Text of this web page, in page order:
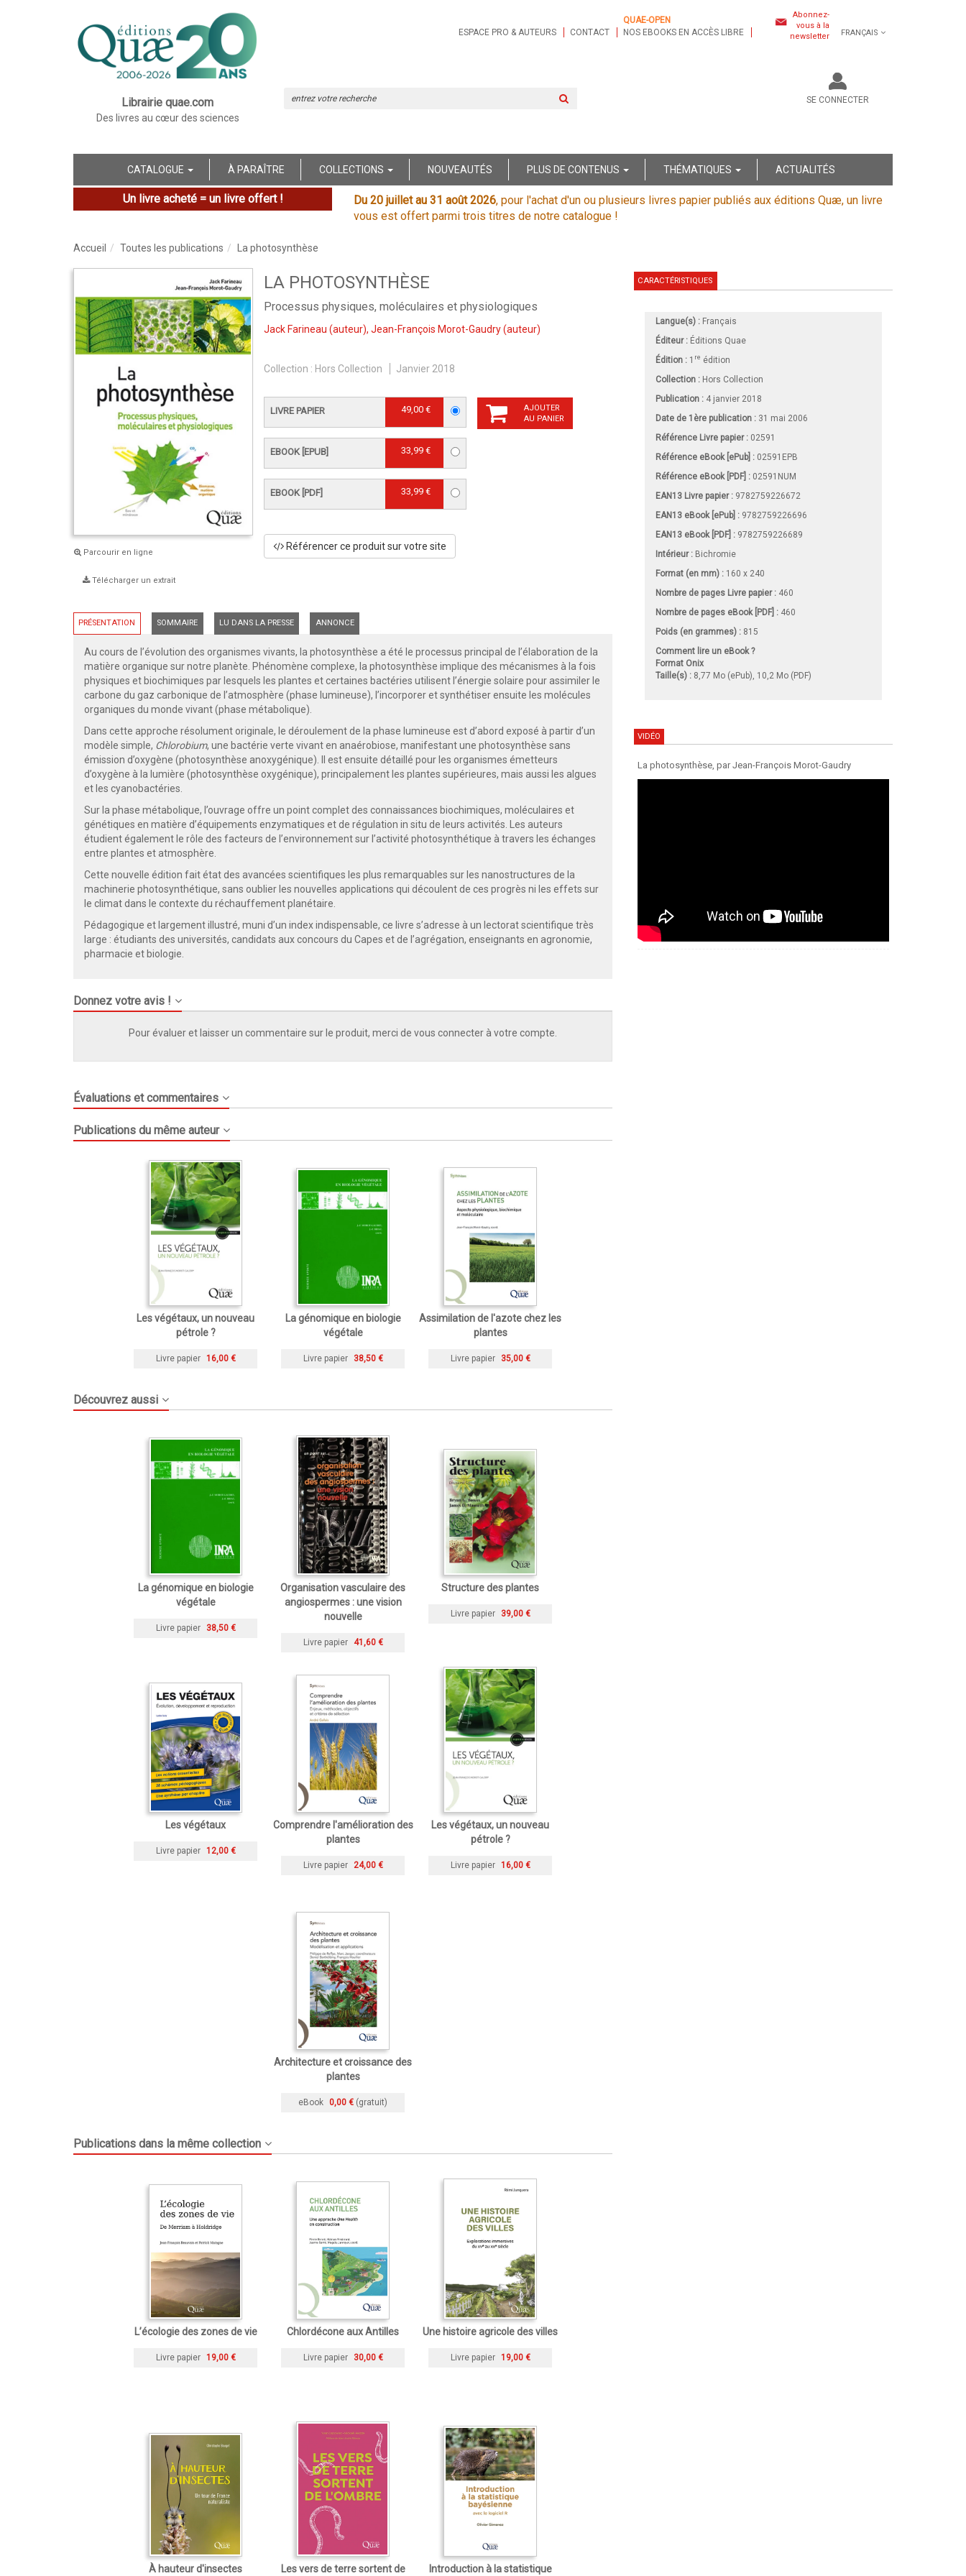
Librairie quae.com
Des livres au cœur des sciences
ESPACE PRO & AUTEURS CONTACT
QUAE-OPEN
NOS EBOOKS EN ACCÈS LIBRE
Abonnez-
vous à la
newsletter
FRANÇAIS
SE CONNECTER
CATALOGUE À PARAÎTRE COLLECTIONS NOUVEAUTÉS PLUS DE CONTENUS THÉMATIQUES ACTUALITÉS
Un livre acheté = un livre offert ! Du 20 juillet au 31 août 2026, pour l'achat d'un ou plusieurs livres papier publiés aux éditions Quæ, un livre
vous est offert parmi trois titres de notre catalogue !
Accueil Toutes les publications La photosynthèse
Parcourir en ligne
Télécharger un extrait
LA PHOTOSYNTHÈSE
Processus physiques, moléculaires et physiologiques
Jack Farineau (auteur), Jean-François Morot-Gaudry(auteur)
Collection : Hors Collection Janvier 2018
LIVRE PAPIER 49,00 €
EBOOK [EPUB] 33,99 €
EBOOK [PDF] 33,99 €
AJOUTER
AU PANIER
Référencer ce produit sur votre site
PRÉSENTATION SOMMAIRE LU DANS LA PRESSE ANNONCE
Au cours de l’évolution des organismes vivants, la photosynthèse a été le processus principal de l’élaboration de la
matière organique sur notre planète. Phénomène complexe, la photosynthèse implique des mécanismes à la fois
physiques et biochimiques par lesquels les plantes et certaines bactéries utilisent l’énergie solaire pour assimiler le
carbone du gaz carbonique de l’atmosphère (phase lumineuse), l’incorporer et synthétiser ensuite les molécules
organiques du monde vivant (phase métabolique).
Dans cette approche résolument originale, le déroulement de la phase lumineuse est d’abord exposé à partir d’un
modèle simple, Chlorobium, une bactérie verte vivant en anaérobiose, manifestant une photosynthèse sans
émission d’oxygène (photosynthèse anoxygénique). Il est ensuite détaillé pour les organismes émetteurs
d’oxygène à la lumière (photosynthèse oxygénique), principalement les plantes supérieures, mais aussi les algues
et les cyanobactéries.
Sur la phase métabolique, l’ouvrage offre un point complet des connaissances biochimiques, moléculaires et
génétiques en matière d’équipements enzymatiques et de régulation in situ de leurs activités. Les auteurs
étudient également le rôle des facteurs de l’environnement sur l’activité photosynthétique à travers les échanges
entre plantes et atmosphère.
Cette nouvelle édition fait état des avancées scientifiques les plus remarquables sur les nanostructures de la
machinerie photosynthétique, sans oublier les nouvelles applications qui découlent de ces progrès ni les effets sur
le climat dans le contexte du réchauffement planétaire.
Pédagogique et largement illustré, muni d’un index indispensable, ce livre s’adresse à un lectorat scientifique très
large : étudiants des universités, candidats aux concours du Capes et de l’agrégation, enseignants en agronomie,
pharmacie et biologie.
Donnez votre avis !
Pour évaluer et laisser un commentaire sur le produit, merci de vous connecter à votre compte.
Évaluations et commentaires
Publications du même auteur
Les végétaux, un nouveau
pétrole ?
Livre papier 16,00 €
La génomique en biologie
végétale
Livre papier 38,50 €
Assimilation de l'azote chez les
plantes
Livre papier 35,00 €
Découvrez aussi
La génomique en biologie
végétale
Livre papier 38,50 €
Organisation vasculaire des
angiospermes : une vision
nouvelle
Livre papier 41,60 €
Structure des plantes
Livre papier 39,00 €
Les végétaux
Livre papier 12,00 €
Comprendre l'amélioration des
plantes
Livre papier 24,00 €
Les végétaux, un nouveau
pétrole ?
Livre papier 16,00 €
Architecture et croissance des
plantes
eBook 0,00 € (gratuit)
Publications dans la même collection
L’écologie des zones de vie
Livre papier 19,00 €
Chlordécone aux Antilles
Livre papier 30,00 €
Une histoire agricole des villes
Livre papier 19,00 €
À hauteur d'insectes Les vers de terre sortent de Introduction à la statistique
CARACTÉRISTIQUES
Langue(s) : Français
Éditeur : Éditions Quae
Édition : 1 re édition
Collection : Hors Collection
Publication : 4 janvier 2018
Date de 1ère publication : 31 mai 2006
Référence Livre papier : 02591
Référence eBook [ePub] : 02591EPB
Référence eBook [PDF] : 02591NUM
EAN13 Livre papier : 9782759226672
EAN13 eBook [ePub] : 9782759226696
EAN13 eBook [PDF] : 9782759226689
Intérieur : Bichromie
Format (en mm) : 160 x 240
Nombre de pages Livre papier: 460
Nombre de pages eBook [PDF] : 460
Poids (en grammes) : 815
Comment lire un eBook ?
Format Onix
Taille(s) : 8,77 Mo (ePub), 10,2 Mo (PDF)
VIDÉO
La photosynthèse, par Jean-François Morot-Gaudry